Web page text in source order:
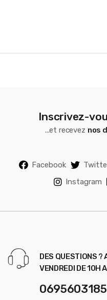
Inscrivez-
...et recevez nos
Facebook
Instagram
DES QUESTIONS ?
VENDREDI DE 10H
0695603185